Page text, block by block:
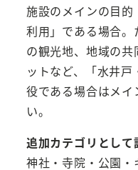
施設のメインの目的
利用」である場合
の観光地、地域の
ットなど、「水井
役である場合はメ
い。
追加カテゴリとして
神社・寺院・公園